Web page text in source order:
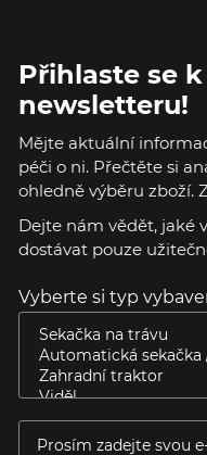
Přihlaste se
newsletteru!
Mějte aktuální
péči o ni. Přečtěte si
ohledně výběru zboží.
Dejte nám vědět, jaké
dostávat pouze
Vyberte si typ